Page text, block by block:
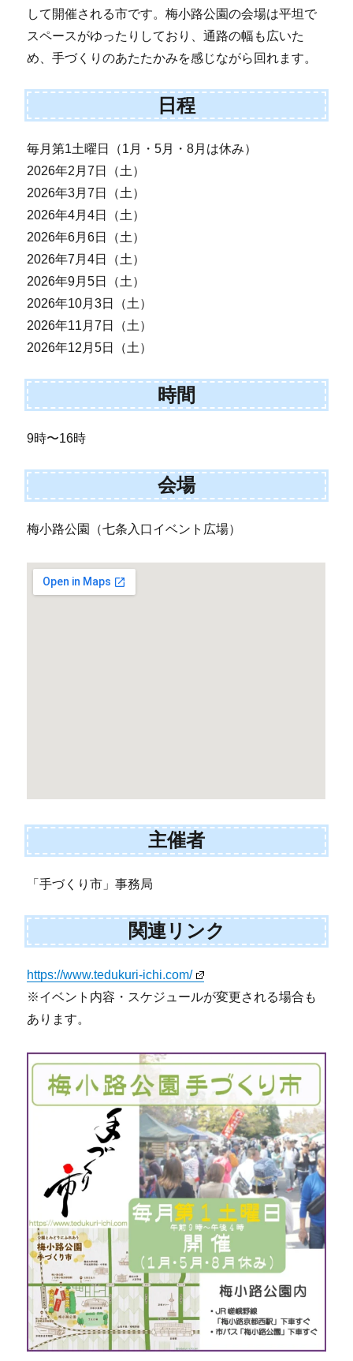
して開催される市です。梅小路公園の会場は平坦で
スペースがゆったりしており、通路の幅も広いた
め、手づくりのあたたかみを感じながら回れます。
日程
毎月第1土曜日（1月・5月・8月は休み）
2026年2月7日（土）
2026年3月7日（土）
2026年4月4日（土）
2026年6月6日（土）
2026年7月4日（土）
2026年9月5日（土）
2026年10月3日（土）
2026年11月7日（土）
2026年12月5日（土）
時間
9時〜16時
会場
梅小路公園（七条入口イベント広場）
主催者
「手づくり市」事務局
関連リンク
https://www.tedukuri-ichi.com/
※イベント内容・スケジュールが変更される場合も
あります。